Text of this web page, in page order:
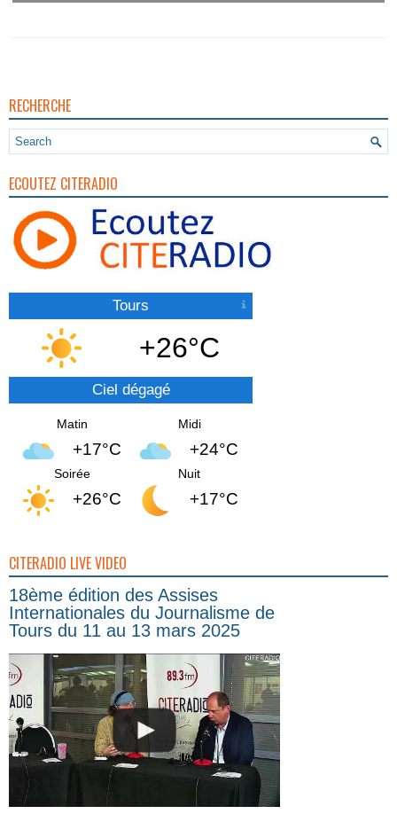
RECHERCHE
ECOUTEZ CITERADIO
Tours
+26°C
Ciel dégagé
Matin
+17°C
Midi
+24°C
Soirée
+26°C
Nuit
+17°C
CITERADIO LIVE VIDEO
18ème édition des Assises
Internationales du Journalisme de
Tours du 11 au 13 mars 2025